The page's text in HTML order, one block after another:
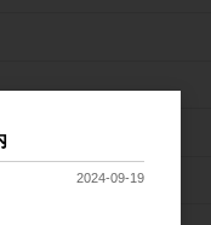
2024-09-19